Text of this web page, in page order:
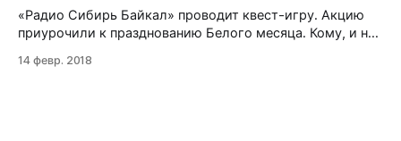
«Радио Сибирь Байкал» проводит квест-игру. Акцию
приурочили к празднованию Белого месяца. Кому, и на
Считанные минуты остаются до старта нашей игрушки
14 февр. 2018